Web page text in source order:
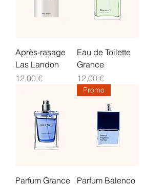
Après-rasage
Las Landon
Prix
12,00 €
Eau de Toilette
Grance
Prix
12,00 €
Parfum Grance
Promo
Parfum Balenco